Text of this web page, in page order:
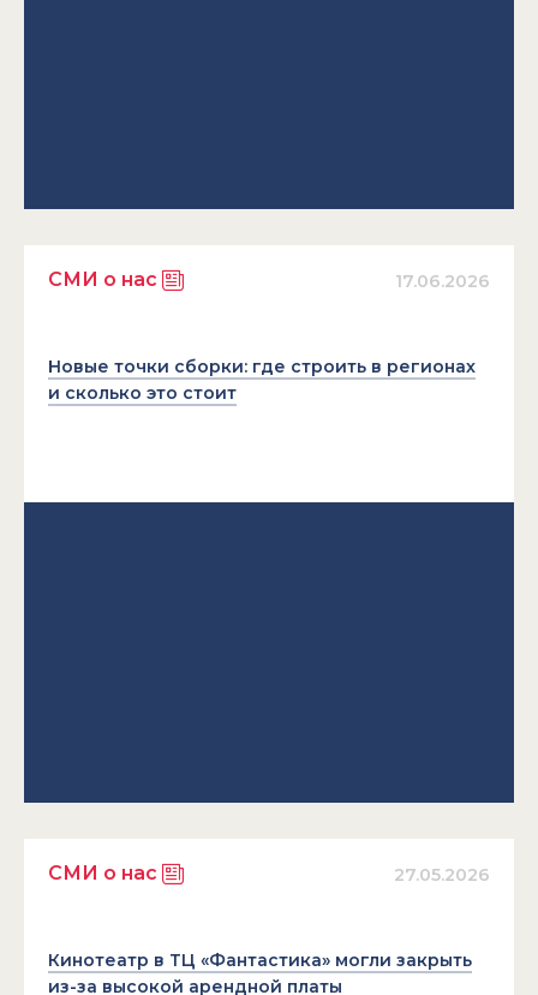
СМИ о нас 17.06.2026
Новые точки сборки: где строить в регионах
и сколько это стоит
СМИ о нас 27.05.2026
Кинотеатр в ТЦ «Фантастика» могли закрыть
из-за высокой арендной платы